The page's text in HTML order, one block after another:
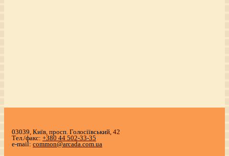
03039, Київ, просп. Голосіївський, 42
Тел./факс: +380 44 502-33-35
e-mail: common@arcada.com.ua